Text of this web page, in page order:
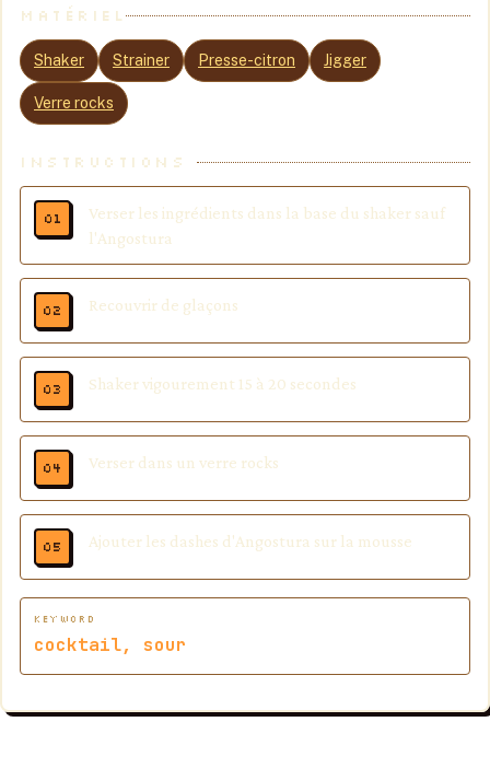
MATÉRIEL
Shaker Strainer Presse-citron Jigger
Verre rocks
INSTRUCTIONS
Verser les ingrédients dans la base du shaker sauf
l'Angostura
Recouvrir de glaçons
Shaker vigourement 15 à 20 secondes
Verser dans un verre rocks
Ajouter les dashes d'Angostura sur la mousse
KEYWORD
cocktail, sour